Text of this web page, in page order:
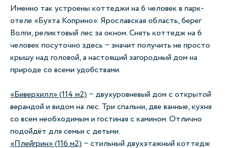
Именно так устроены коттеджи на 6 человек в парк-
отеле «Бухта Коприно». Ярославская область, берег
Волги, реликтовый лес за окном. Снять коттедж на 6
человек посуточно здесь − значит получить не просто
крышу над головой, а настоящий загородный дом на
природе со всеми удобствами.
«Биверхилл» (114 м2) − двухуровневый дом с открытой
верандой и видом на лес. Три спальни, две ванные, кухня
со всем необходимым и гостиная с камином. Отлично
подойдёт для семьи с детьми.
«Плейгрин» (116 м2) − стильный двухэтажный коттедж